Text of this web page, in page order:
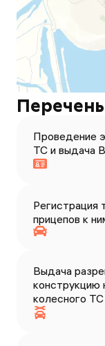
Проведение
ТС и выдача
Регистрация
прицепов к
Выдача
конструкцию
колесного ТС